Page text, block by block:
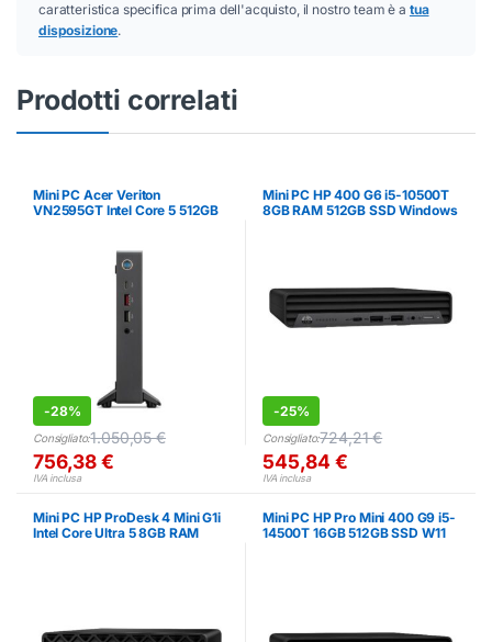
caratteristica specifica prima dell'acquisto, il nostro team è a tua
disposizione.
Prodotti correlati
Mini PC Acer Veriton
VN2595GT Intel Core 5 512GB
-28%
Consigliato:1.050,05€
756,38€
IVA inclusa
Mini PC HP 400 G6 i5-10500T
8GB RAM 512GB SSD Windows
-25%
Consigliato:724,21€
545,84€
IVA inclusa
Mini PC HP ProDesk 4 Mini G1i
Intel Core Ultra 5 8GB RAM
Mini PC HP Pro Mini 400 G9 i5-
14500T 16GB 512GB SSD W11